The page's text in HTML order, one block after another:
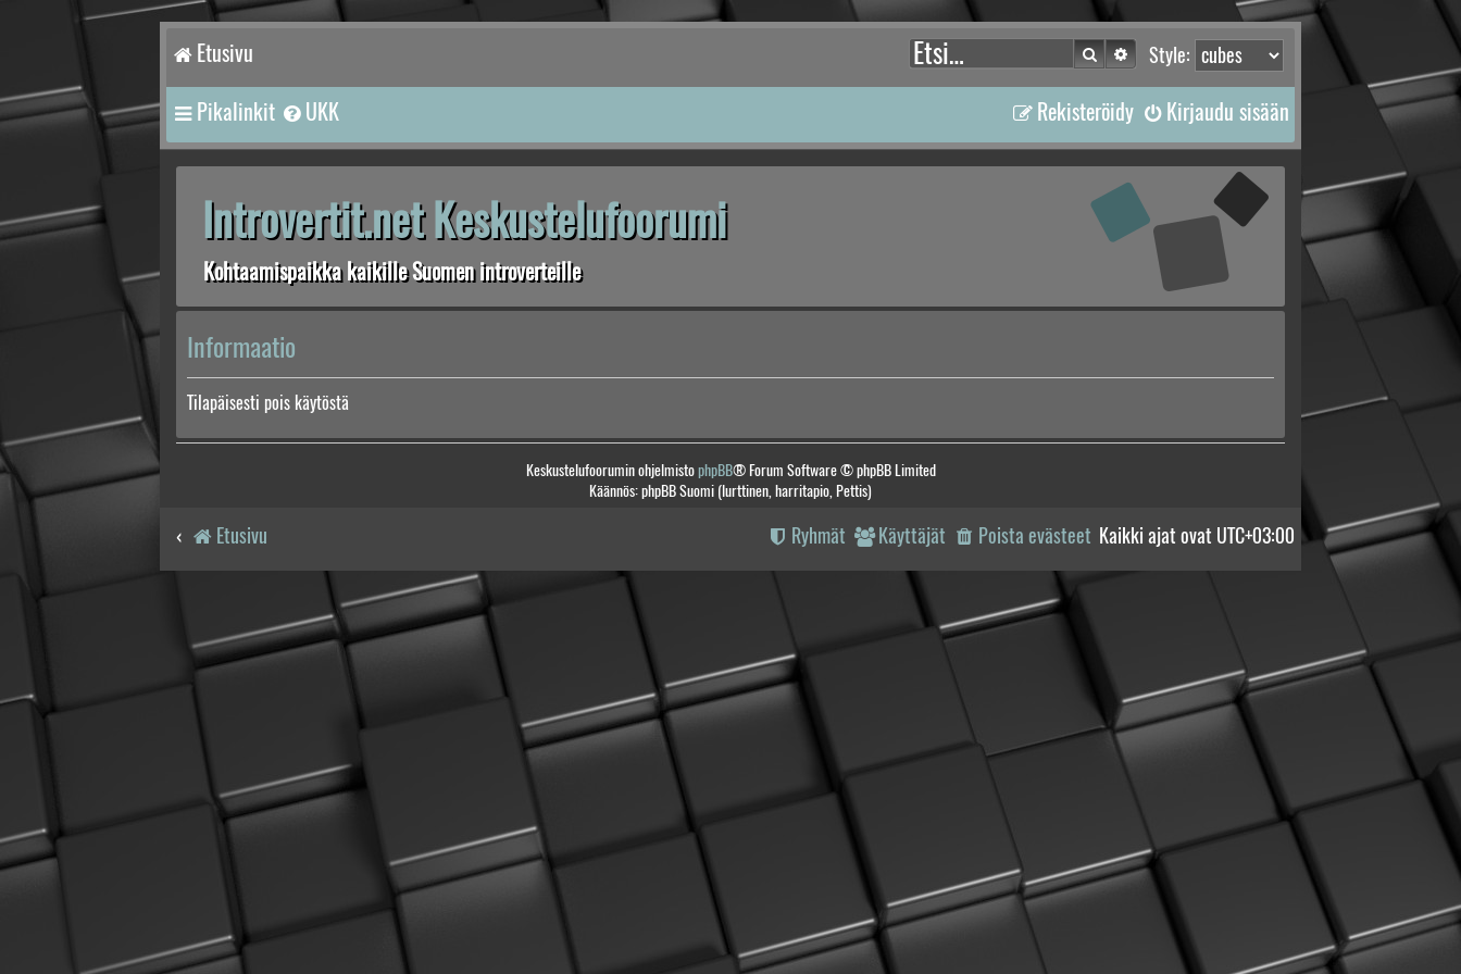
Etusivu Style:
Etsi Tarkennettu haku
Pikalinkit UKK Kirjaudu sisään
Rekisteröidy
Introvertit.net Keskustelufoorumi
Kohtaamispaikka kaikille Suomen introverteille
Informaatio
Tilapäisesti pois käytöstä
Keskustelufoorumin ohjelmistophpBB® Forum Software © phpBB Limited
Käännös: phpBB Suomi (lurttinen, harritapio, Pettis)
Etusivu Kaikki ajat ovat UTC+03:00
Poista evästeet
Käyttäjät
Ryhmät